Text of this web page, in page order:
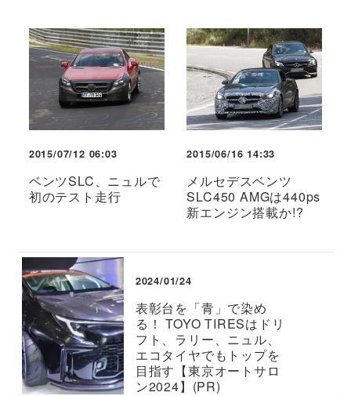
2015/07/12 06:03
ベンツSLC、ニュルで
初のテスト走行
2015/06/16 14:33
メルセデスベンツ
SLC450 AMGは440ps
新エンジン搭載か!?
2024/01/24
表彰台を「青」で染め
る！ TOYO TIRESはドリ
フト、ラリー、ニュル、
エコタイヤでもトップを
目指す【東京オートサロ
ン2024】(PR)